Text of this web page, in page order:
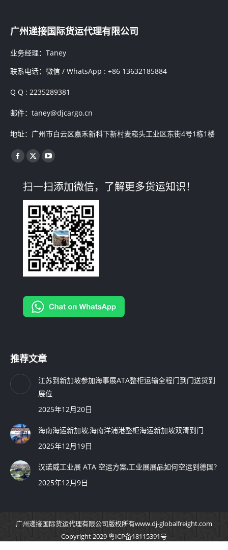
广州递接国际货运代理有限公司
业务经理：Taney
联系电话：微信 / WhatsApp : +86 13632185884
Q Q : 2235289381
邮件：taney@djcargo.cn
地址：广州市白云区嘉禾新科下新村麦崧头工业区东街4号1栋1楼
找到我们：
Facebook
opens
in
new
window
X
opens
in
new
window
YouTube
opens
in
new
window
扫一扫添加微信，了解更多货运知识！
推荐文章
江苏到新加坡参加海事展ATA整柜运输全程门到门送货到
展位
2025年12月20日
海南海运新加坡,海南洋浦港整柜海运新加坡双清到门
2025年12月19日
汉诺威工业展 ATA 空运方案,工业展展品如何空运到德国?
2025年12月9日
广州递接国际货运代理有限公司版权所有www.dj-globalfreight.com
Copyright 2029 粤ICP备18115391号